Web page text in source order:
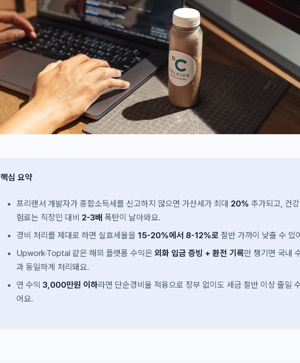
핵심 요약
프리랜서 개발자가 종합소득세를 신고하지 않으면 가산세가 최대 20% 추가되고, 건
험료는 직장인 대비 2-3배 폭탄이 날아와요.
경비 처리를 제대로 하면 실효세율을 15-20%에서 8-12%로 절반 가까이 낮출 수 있
Upwork·Toptal 같은 해외 플랫폼 수익은 외화 입금 증빙 + 환전 기록만 챙기면 국내
과 동일하게 처리돼요.
연 수익 3,000만원 이하라면 단순경비율 적용으로 장부 없이도 세금 절반 이상 줄일
어요.